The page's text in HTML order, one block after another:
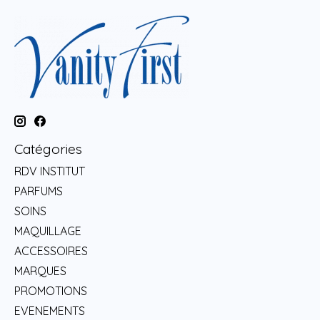
Catégories
RDV INSTITUT
PARFUMS
SOINS
MAQUILLAGE
ACCESSOIRES
MARQUES
PROMOTIONS
EVENEMENTS